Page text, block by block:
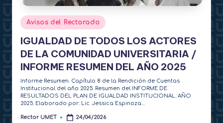
Publicado
en
Avisos del Rectorado
IGUALDAD DE TODOS LOS ACTORES
DE LA COMUNIDAD UNIVERSITARIA /
INFORME RESUMEN DEL AÑO 2025
Informe Resumen. Capítulo 8 de la Rendición de Cuentas
Institucional del año 2025. Resumen del INFORME DE
RESULTADOS DEL PLAN DE IGUALDAD INSTITUCIONAL. AÑO
2025. Elaborado por: Lic. Jessica Espinoza…
Publicado
Rector UMET 24/04/2026